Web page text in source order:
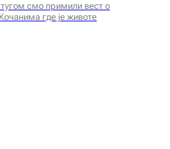
смо примили вест о
где је животе